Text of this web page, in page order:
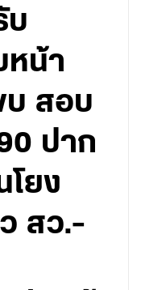
บ
หน้า
สอบ
ปาก
โยง
สว.-